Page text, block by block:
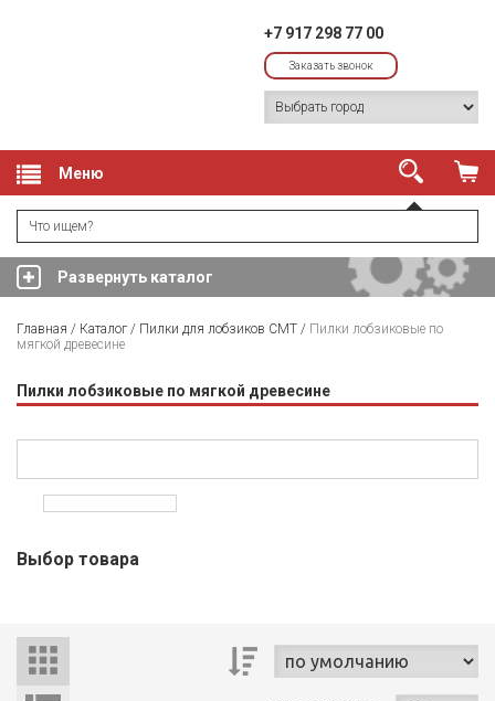
+7 917 298 77 00
Заказать звонок
Меню
Развернуть каталог
Главная / Каталог / Пилки для лобзиков CMT / Пилки лобзиковые по
мягкой древесине
Пилки лобзиковые по мягкой древесине
Выбор товара